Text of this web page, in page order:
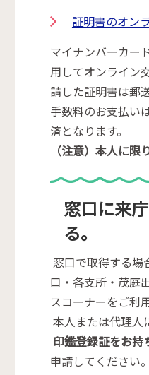
証明書のオン
マイナンバーカー
用してオンライン
請した証明書は郵
手数料のお支払い
済となります。
（注意）本人に限
窓口に来
る。
窓口で取得する場
口・各支所・茂庭
スコーナーをご利
本人または代理人
印鑑登録証をお持
申請してください。